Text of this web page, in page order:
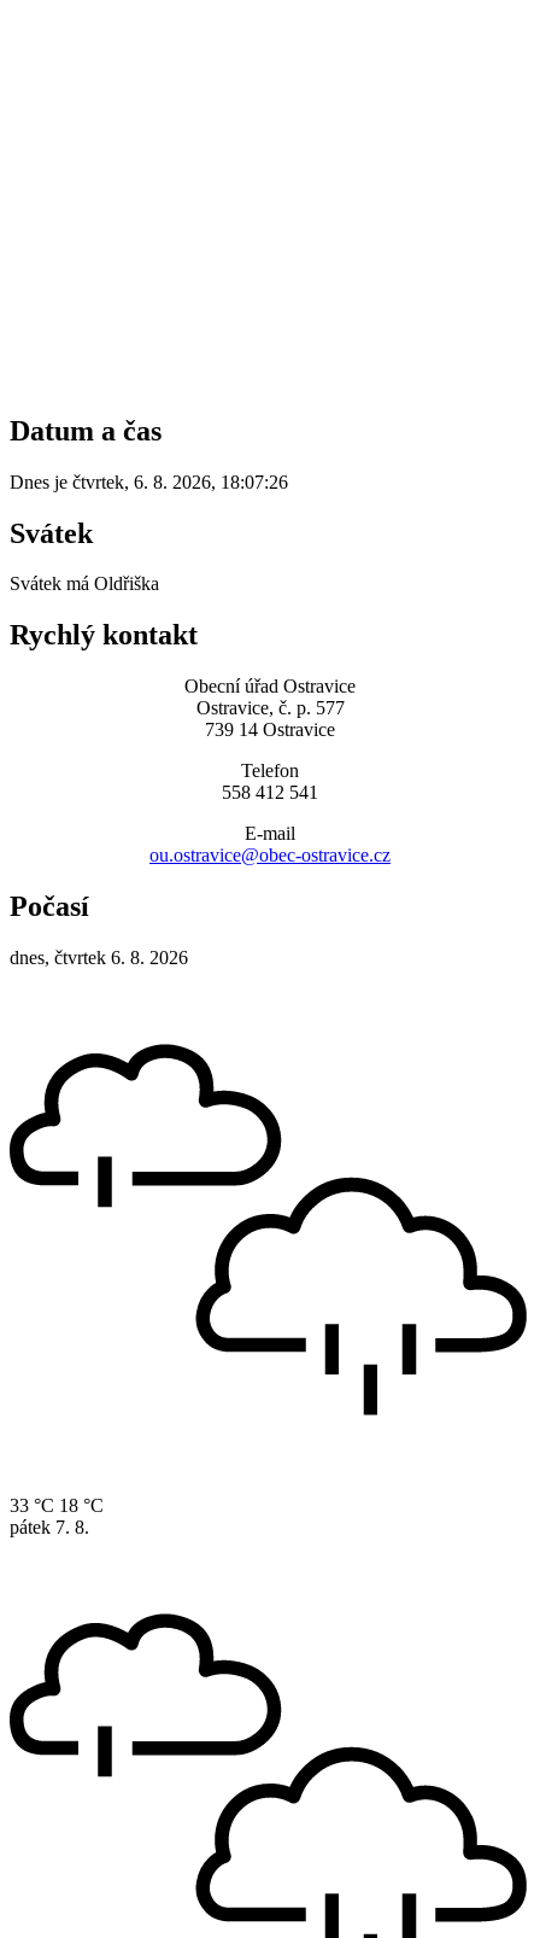
Datum a čas
Dnes je čtvrtek, 6. 8. 2026, 18:07:26
Svátek
Svátek má Oldřiška
Rychlý kontakt
Obecní úřad Ostravice
Ostravice, č. p. 577
739 14 Ostravice
Telefon
558 412 541
E-mail
ou.ostravice@obec-ostravice.cz
Počasí
dnes, čtvrtek 6. 8. 2026
33 °C 18 °C
pátek 7. 8.